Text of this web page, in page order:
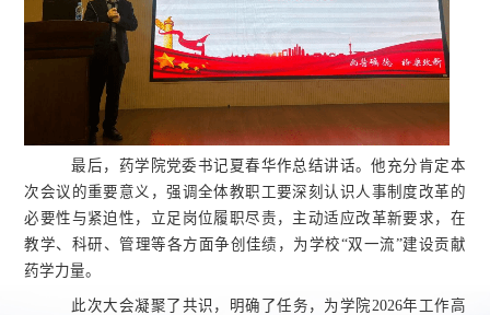
最后，药学院党委书记夏春华作总结讲话。他充分肯定本
次会议的重要意义，强调全体教职工要深刻认识人事制度改革的
必要性与紧迫性，立足岗位履职尽责，主动适应改革新要求，在
教学、科研、管理等各方面争创佳绩，为学校“双一流”建设贡献
药学力量。
此次大会凝聚了共识，明确了任务，为学院2026年工作高